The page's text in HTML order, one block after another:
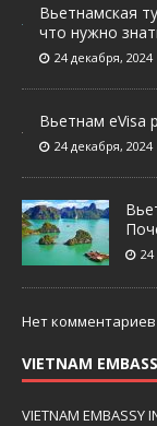
Вьетнамская
что нужно
24 декабря, 2024
Вьетнам eVisa
24 декабря, 2024
24
Нет
VIETNAM
VIETNAM EMBASSY